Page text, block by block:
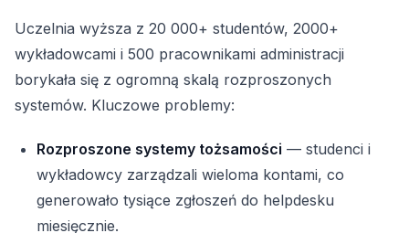
Uczelnia wyższa z 20 000+ studentów, 2000+
wykładowcami i 500 pracownikami administracji
borykała się z ogromną skalą rozproszonych
systemów. Kluczowe problemy:
Rozproszone systemy tożsamości — studenci i
wykładowcy zarządzali wieloma kontami, co
generowało tysiące zgłoszeń do helpdesku
miesięcznie.